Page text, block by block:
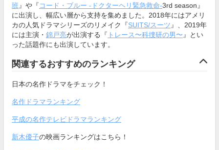
班 』や『コード・ブルー -ドクターヘリ緊急救命-3rd season』
に出演し、幅広い層から支持を集めました。2018年にはアメリ
カの人気ドラマシリーズのリメイク『SUITS/スーツ 』、2019年
には主演・ 錦戸亮が出演する『 トレース〜科捜研の男〜 』とい
った話題作にも出演しています。
関連するおすすめのランキング
日本の名作ドラマをチェック！
名作ドラマランキング
平成の名作テレビドラマランキング
新木優子の映画ランキングはこちら！